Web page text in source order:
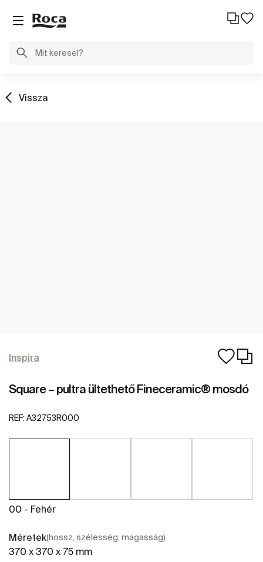
Vissza
Inspira
Square – pultra ültethető Fineceramic® mosdó
REF: A32753R000
00 - Fehér
Méretek(hossz, szélesség, magasság)
370 x 370 x 75 mm